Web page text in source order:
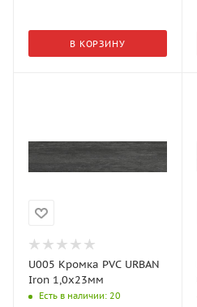
В КОРЗИНУ
U005 Кромка PVС URBAN
Iron 1,0х23мм
Есть в наличии: 20